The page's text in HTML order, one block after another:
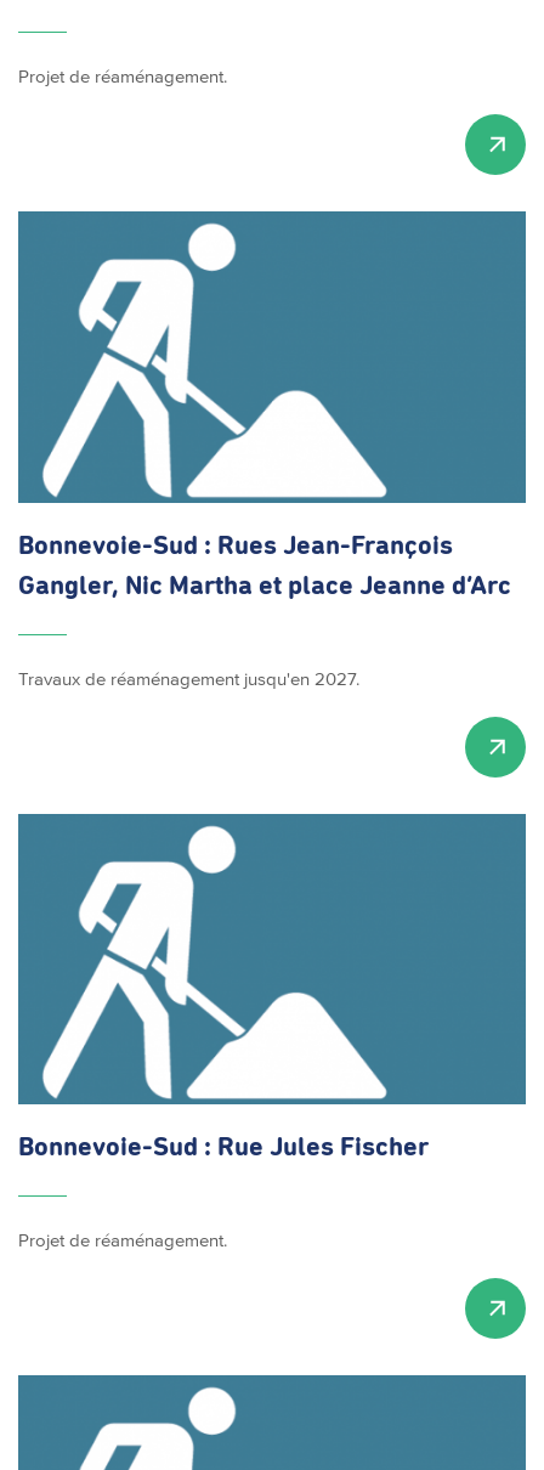
Projet de réaménagement.
Bonnevoie-Sud : Rues Jean-François
Gangler, Nic Martha et place Jeanne d’Arc
Travaux de réaménagement jusqu'en 2027.
Bonnevoie-Sud : Rue Jules Fischer
Projet de réaménagement.